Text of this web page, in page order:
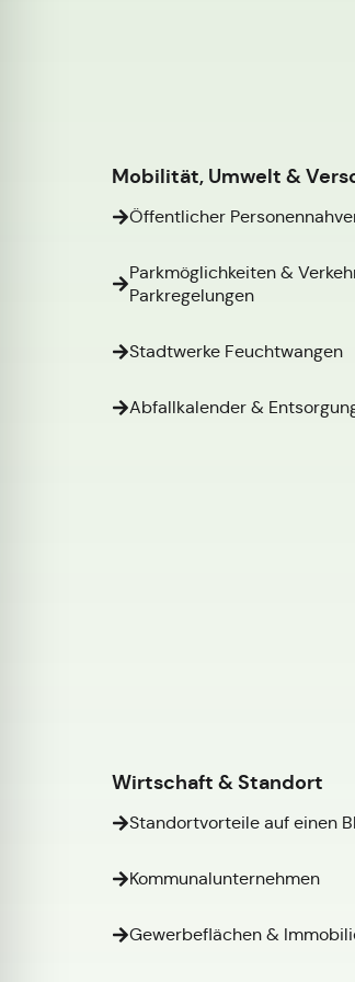
Mobilität, Umwelt &
Öffentlicher
Parkmöglichkeiten &
Parkregelungen
Stadtwerke Feuchtwangen
Abfallkalender &
Wirtschaft & Standort
Standortvorteile auf einen
Kommunalunternehmen
Gewerbeflächen &